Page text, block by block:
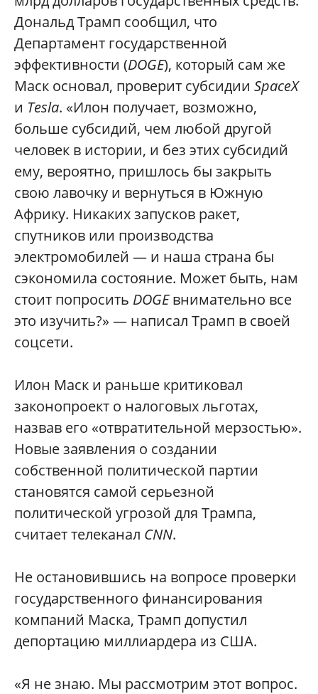
Дональд Трамп сообщил, что
Департамент государственной
эффективности (DOGE), который сам же
Маск основал, проверит субсидии SpaceX
и Tesla. «Илон получает, возможно,
больше субсидий, чем любой другой
человек в истории, и без этих субсидий
ему, вероятно, пришлось бы закрыть
свою лавочку и вернуться в Южную
Африку. Никаких запусков ракет,
спутников или производства
электромобилей — и наша страна бы
сэкономила состояние. Может быть, нам
стоит попросить DOGEвнимательно все
это изучить?» — написал Трамп в своей
соцсети.
Илон Маск и раньше критиковал
законопроект о налоговых льготах,
назвав его «отвратительной мерзостью».
Новые заявления о создании
собственной политической партии
становятся самой серьезной
политической угрозой для Трампа,
считает телеканал CNN.
Не остановившись на вопросе проверки
государственного финансирования
компаний Маска, Трамп допустил
депортацию миллиардера из США.
«Я не знаю. Мы рассмотрим этот вопрос.